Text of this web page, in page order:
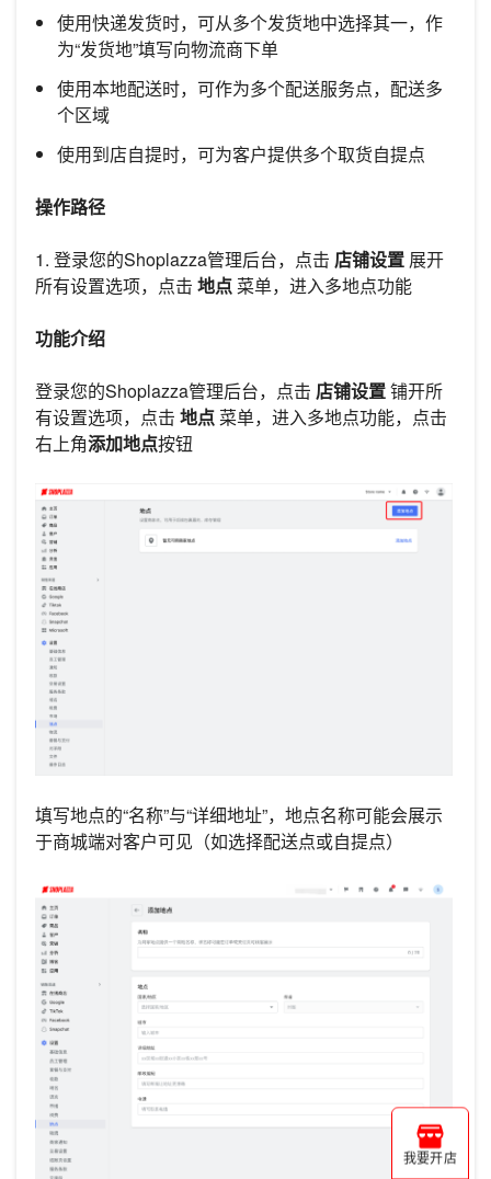
使用快递发货时，可从多个发货地中选择其一，作
为“发货地”填写向物流商下单
使用本地配送时，可作为多个配送服务点，配送多
个区域
使用到店自提时，可为客户提供多个取货自提点
操作路径
1. 登录您的Shoplazza管理后台，点击 店铺设置 展开
所有设置选项，点击 地点 菜单，进入多地点功能
功能介绍
登录您的Shoplazza管理后台，点击 店铺设置铺开所
有设置选项，点击 地点 菜单，进入多地点功能，点击
右上角添加地点按钮
填写地点的“名称”与“详细地址”，地点名称可能会展示
于商城端对客户可见（如选择配送点或自提点）
我要开店